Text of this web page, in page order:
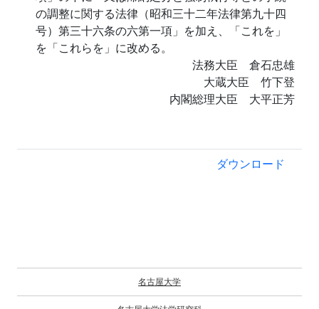
の調整に関する法律（昭和三十二年法律第九十四
号）第三十六条の六第一項」を加え、「これを」
を「これらを」に改める。
法務大臣 倉石忠雄
大蔵大臣 竹下登
内閣総理大臣 大平正芳
ダウンロード
名古屋大学